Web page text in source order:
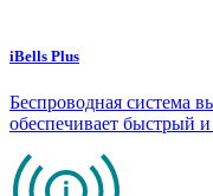
iBells Plus
Беспроводная система
обеспечивает быстрый